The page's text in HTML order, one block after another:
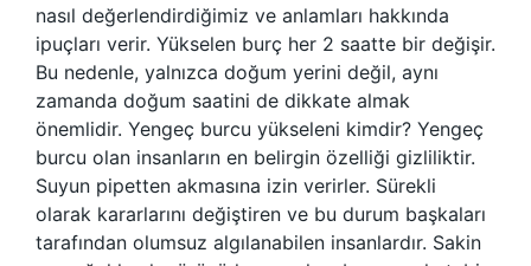
nasıl değerlendirdiğimiz ve anlamları hakkında
ipuçları verir. Yükselen burç her 2 saatte bir değişir.
Bu nedenle, yalnızca doğum yerini değil, aynı
zamanda doğum saatini de dikkate almak
önemlidir. Yengeç burcu yükseleni kimdir? Yengeç
burcu olan insanların en belirgin özelliği gizliliktir.
Suyun pipetten akmasına izin verirler. Sürekli
olarak kararlarını değiştiren ve bu durum başkaları
tarafından olumsuz algılanabilen insanlardır. Sakin